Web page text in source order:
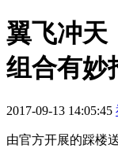
翼飞冲天
组合有妙
2017-09-13 14:05:45
由官方开展的踩楼